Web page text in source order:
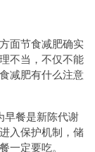
面节食减肥确实
不当，不仅不能
减肥有什么注意
餐是新陈代谢
入保护机制，储
一定要吃。